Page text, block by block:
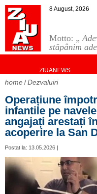
Motto: „
stăpânim
8 August, 2026
ZIUANEWS
home Dezvaluiri
Operațiune
infantile pe
angajați arestați
acoperire la San
Postat la: 13.05.2026 |